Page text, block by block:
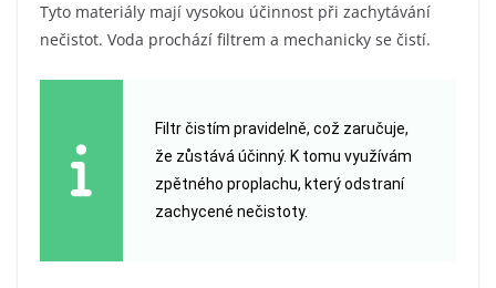
Tyto materiály mají vysokou účinnost při zachytávání
nečistot. Voda prochází filtrem a mechanicky se čistí.
Filtr čistím pravidelně, což zaručuje,
že zůstává účinný. K tomu využívám
zpětného proplachu, který odstraní
zachycené nečistoty.